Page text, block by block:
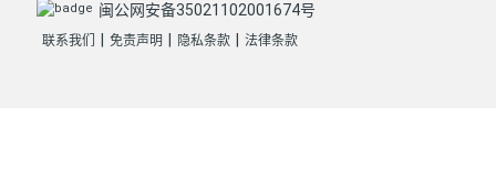
闽公网安备35021102001674号
联系我们 免责声明 隐私条款 法律条款